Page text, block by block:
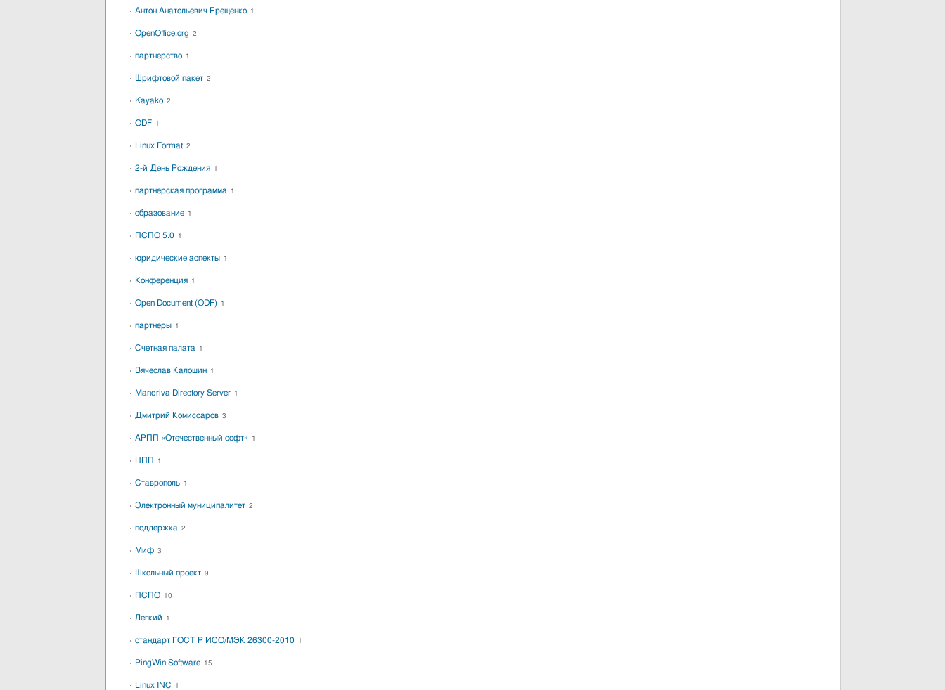
Антон Анатольевич Ерещенко 1
OpenOffice.org 2
партнерство 1
Шрифтовой пакет 2
Kayako 2
ODF 1
Linux Format 2
2-й День Рождения 1
партнерская программа 1
образование 1
ПСПО 5.0 1
юридические аспекты 1
Конференция 1
Open Document (ODF) 1
партнеры 1
Счетная палата 1
Вячеслав Калошин 1
Mandriva Directory Server 1
Дмитрий Комиссаров 3
АРПП «Отечественный софт» 1
НПП 1
Ставрополь 1
Электронный муниципалитет 2
поддержка 2
Миф 3
Школьный проект 9
ПСПО 10
Легкий 1
стандарт ГОСТ Р ИСО/МЭК 26300-2010 1
PingWin Software 15
Linux INC 1